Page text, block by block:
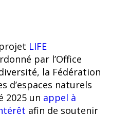
LIFE
par l’Office
la Fédération
d’espaces naturels
2025 un appel à
afin de soutenir